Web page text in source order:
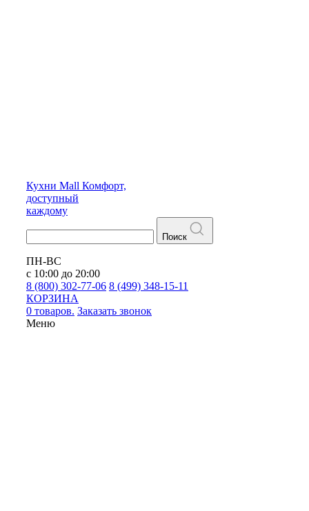
Кухни Mall Комфорт,
доступный
каждому
Поиск
ПН-ВС
с 10:00 до 20:00
8 (800) 302-77-06 8 (499) 348-15-11
КОРЗИНА
0 товаров. Заказать звонок
Меню